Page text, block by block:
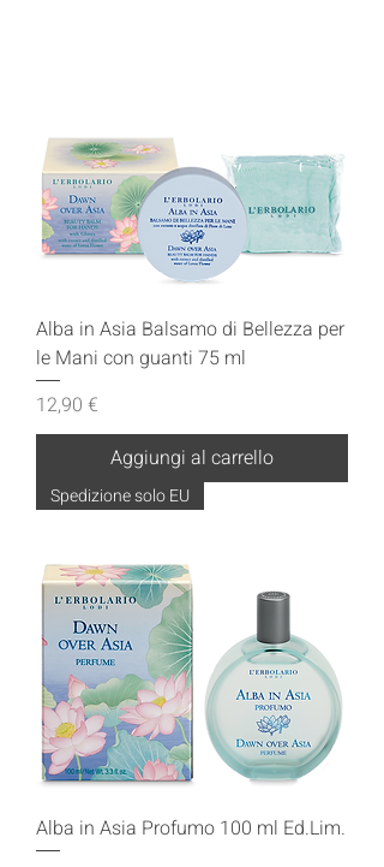
Alba in Asia Balsamo di Bellezza per
le Mani con guanti 75 ml
Prezzo
12,90 €
Aggiungi al carrello
Spedizione solo EU
Alba in Asia Profumo 100 ml Ed.Lim.